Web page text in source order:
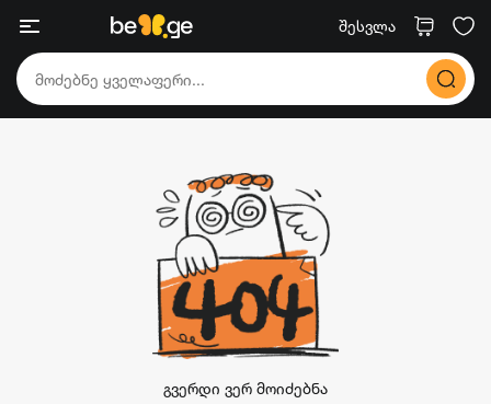
შესვლა
გვერდი ვერ მოიძებნა